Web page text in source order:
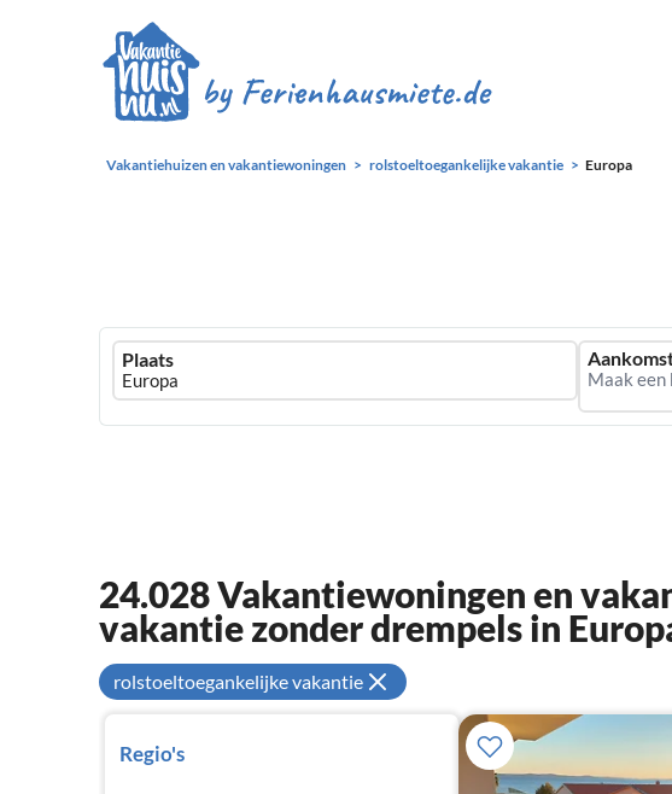
Vakantiehuizen en vakantiewoningen rolstoeltoegankelijke vakantie Europa
Ferienhausmiete
logo
Plaats
24.028 Vakantiewoningen en
vakantie zonder drempels in
rolstoeltoegankelijke vakantie
Regio's